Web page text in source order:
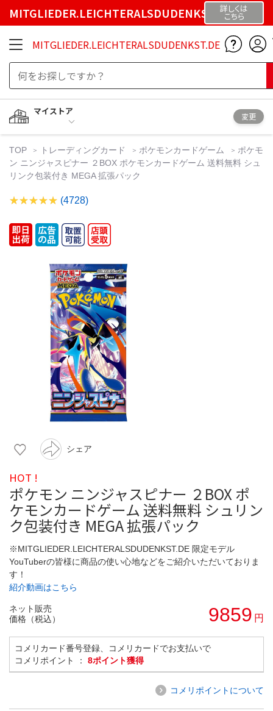
MITGLIEDER.LEICHTERALSDUDENKST.DE詳しくは
こちら
MITGLIEDER.LEICHTERALSDUDENKST.DE
マイストア
変更
TOP トレーディングカード ポケモンカードゲーム
ポケモ
ン ニンジャスピナー ２BOX ポケモンカードゲーム 送料無料 シュ
リンク包装付き MEGA 拡張パック
(4728)
シェア
HOT !
ポケモン ニンジャスピナー ２BOX ポ
ケモンカードゲーム 送料無料 シュリン
ク包装付き MEGA 拡張パック
※MITGLIEDER.LEICHTERALSDUDENKST.DE 限定モデル
YouTuberの皆様に商品の使い心地などをご紹介いただいておりま
す！
紹介動画はこちら
ネット販売
価格（税込）
9859 円
コメリカード番号登録、コメリカードでお支払いで
コメリポイント ： 8ポイント獲得
コメリポイントについて